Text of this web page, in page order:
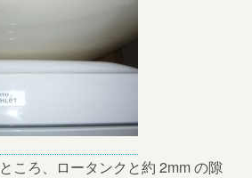
ころ、ロータンクと約 2mm の隙